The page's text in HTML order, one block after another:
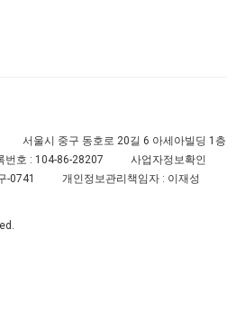
서울시 중구 동호로 20길 6 아세아빌딩 1층
번호 : 104-86-28207
사업자정보확인
-0741
개인정보관리책임자 : 이재성